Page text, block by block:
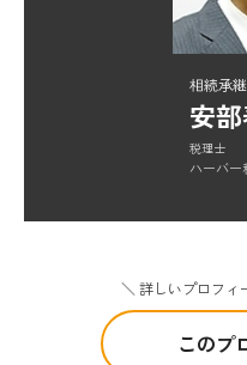
相続承
安
税理士
ハーバー
＼ 詳しいプロフィ
このプ